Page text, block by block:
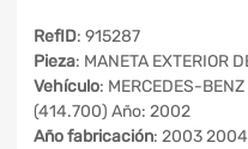
RefID: 915287
Pieza: MANETA EXTERIOR
Vehículo: MERCEDES-
(414.700) Año: 2002
Año fabricación: 2003